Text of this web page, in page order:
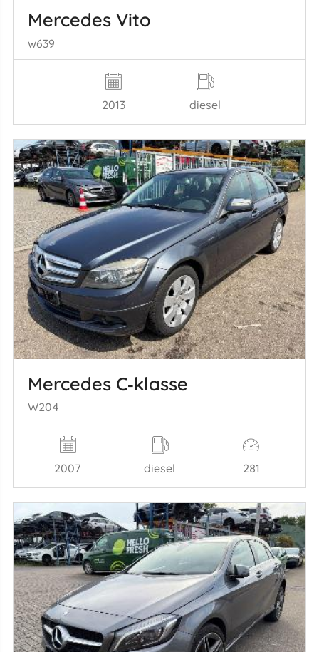
Mercedes Vito
w639
2013 diesel
Mercedes C‑klasse
W204
2007 diesel 281